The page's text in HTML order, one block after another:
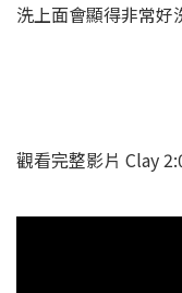
洗上面會顯得非常好
觀看完整影片 Clay